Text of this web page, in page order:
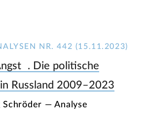
NR. 442 (15.11.2023)
. Die politische
Russland 2009–2023
Schröder — Analyse